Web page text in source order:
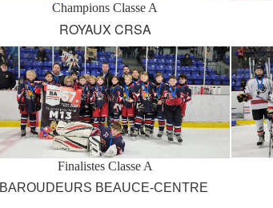
Champions Classe A
ROYAUX CRSA
Finalistes Classe A
BAROUDEURS BEAUCE-CENTRE